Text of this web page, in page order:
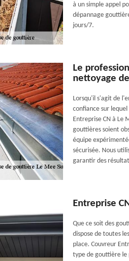
à un simple appel
dépannage
jours/7.
Le
nettoyage
Lorsqu'il s'agit de
confiance sur
Entreprise CN à Le
gouttières soient
équipe
sécurisée. Nous
garantir des
Entreprise
Que ce soit des
dispose de toutes
place. Couvreur
type de gouttière le